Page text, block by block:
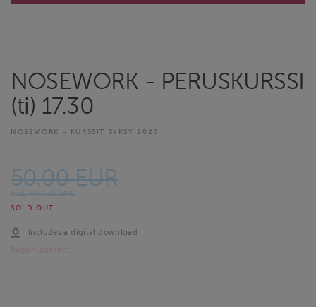
NOSEWORK - PERUSKURSSI
(ti) 17.30
NOSEWORK - KURSSIT SYKSY 2026
50.00 EUR
Incl. VAT 25.50%
SOLD OUT
Includes a digital download